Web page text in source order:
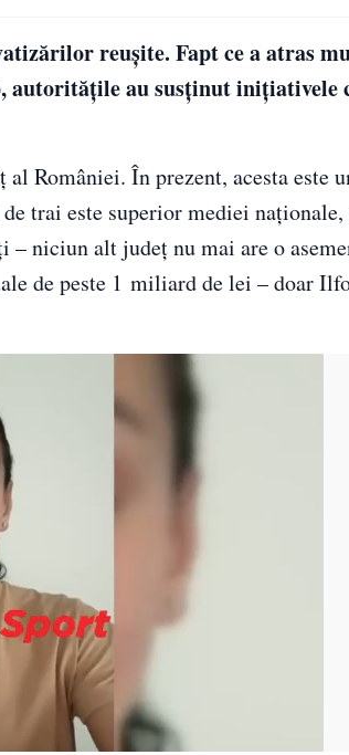
reușite. Fapt ce a atras
autoritățile au susținut
României. În prezent, acesta este
trai este superior mediei
niciun alt judeţ nu mai are o
de peste 1 miliard de lei – doar